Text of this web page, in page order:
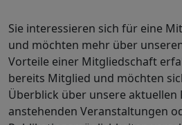
Sie interessieren sich für eine
und möchten mehr über
Vorteile einer Mitgliedschaft
bereits Mitglied und möchten
Überblick über unsere aktuellen
anstehenden Veranstaltungen